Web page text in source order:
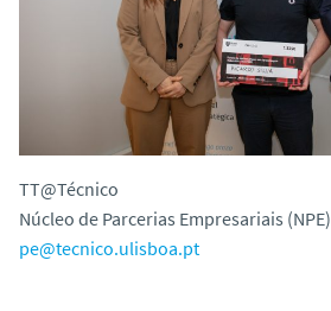
TT@Técnico
Núcleo de Parcerias Empresariais (NPE)
pe@tecnico.ulisboa.pt